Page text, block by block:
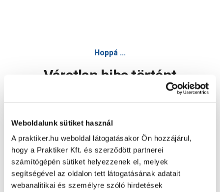
Weboldalunk sütiket használ
A praktiker.hu weboldal látogatásakor Ön hozzájárul,
hogy a Praktiker Kft. és szerződött partnerei
számítógépén sütiket helyezzenek el, melyek
segítségével az oldalon tett látogatásának adatait
webanalitikai és személyre szóló hirdetések
Hoppá ...
Váratlan hiba történt
Oldal újratöltése